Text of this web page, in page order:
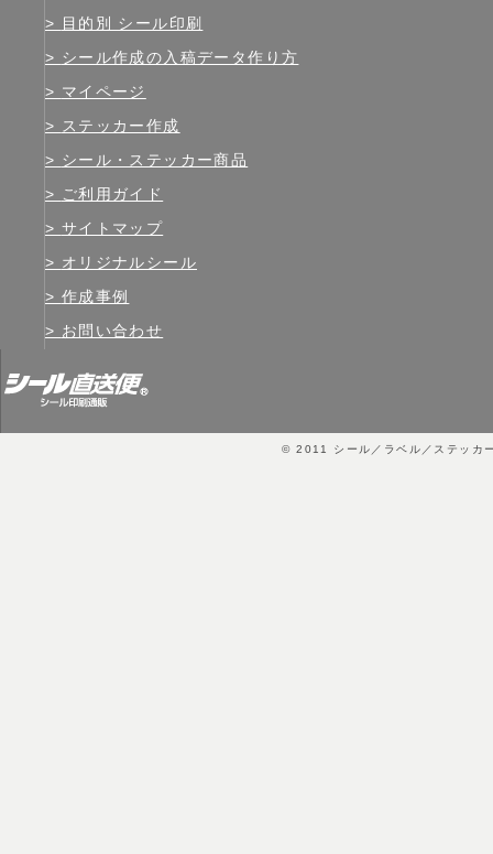
目的別 シール印刷
シール作成の入稿データ作り方
マイページ
ステッカー作成
シール・ステッカー商品
ご利用ガイド
サイトマップ
オリジナルシール
作成事例
お問い合わせ
© 2011 シール／ラベル／ステッカ